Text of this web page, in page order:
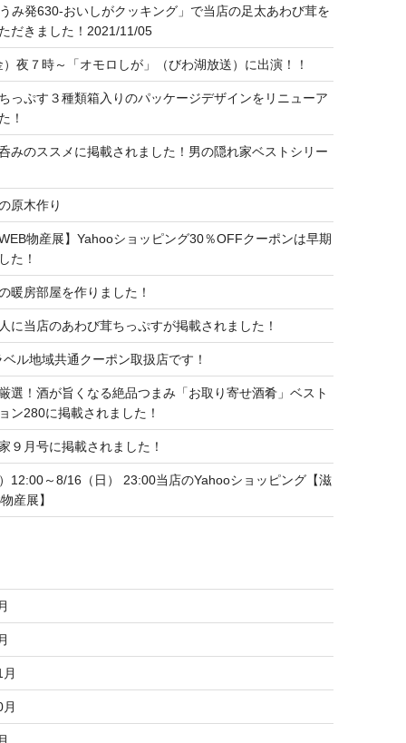
み発630-おいしがクッキング」で当店の足太あわび茸を
だきました！2021/11/05
）夜７時～「オモロしが」（びわ湖放送）に出演！！
っぷす３種類箱入りのパッケージデザインをリニューア
！
みのススメに掲載されました！男の隠れ家ベストシリー
原木作り
WEB物産展】Yahooショッピング30％OFFクーポンは早期
た！
暖房部屋を作りました！
に当店のあわび茸ちっぷすが掲載されました！
ル地域共通クーポン取扱店です！
選！酒が旨くなる絶品つまみ「お取り寄せ酒肴」ベスト
ン280に掲載されました！
９月号に掲載されました！
12:00～8/16（日） 23:00当店のYahooショッピング【滋
産展】